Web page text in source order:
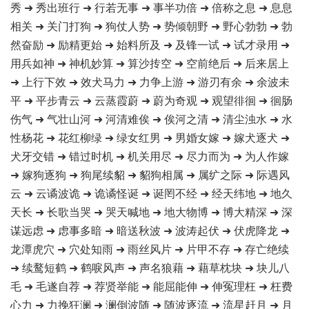
秀 ➜ 秀出班行 ➜ 行若无事 ➜ 事半功倍 ➜ 倍称之息 ➜ 息息
相关 ➜ 关门打狗 ➜ 狗仗人势 ➜ 势倾朝野 ➜ 野心勃勃 ➜ 勃
然奋励 ➜ 励精更始 ➜ 始料所及 ➜ 及锋一试 ➜ 试才录用 ➜
用兵如神 ➜ 神机妙算 ➜ 算沙抟空 ➜ 空前绝后 ➜ 后来居上
➜ 上行下效 ➜ 效犬马力 ➜ 力争上游 ➜ 游刃有余 ➜ 余波未
平 ➜ 平步青云 ➜ 云蒸霞蔚 ➜ 蔚为奇观 ➜ 观望徘徊 ➜ 徊肠
伤气 ➜ 气壮山河 ➜ 河清难俟 ➜ 俟河之清 ➜ 清尘浊水 ➜ 水
性杨花 ➜ 花红柳绿 ➜ 绿女红男 ➜ 男婚女嫁 ➜ 嫁犬逐犬 ➜
犬牙交错 ➜ 错过时机 ➜ 机关用尽 ➜ 尽力而为 ➜ 为人作嫁
➜ 嫁狗逐狗 ➜ 狗尾续貂 ➜ 貂狗相属 ➜ 属纩之际 ➜ 际遇风
云 ➜ 云谲波诡 ➜ 诡谲怪诞 ➜ 诞罔不经 ➜ 经天纬地 ➜ 地久
天长 ➜ 长歌当哭 ➜ 哭天喊地 ➜ 地大物博 ➜ 博大精深 ➜ 深
谋远虑 ➜ 虑事多暗 ➜ 暗送秋波 ➜ 波涛起伏 ➜ 伏虎降龙 ➜
龙潭虎穴 ➜ 穴处知雨 ➜ 雨丝风片 ➜ 片甲不存 ➜ 存亡绝续
➜ 续鹜短鹤 ➜ 鹤唳风声 ➜ 声名狼藉 ➜ 藉草枕块 ➜ 块儿八
毛 ➜ 毛遂自荐 ➜ 荐贤举能 ➜ 能屈能伸 ➜ 伸冤理枉 ➜ 枉费
心力 ➜ 力挽狂澜 ➜ 澜倒波随 ➜ 随波逐流 ➜ 流星赶月 ➜ 月